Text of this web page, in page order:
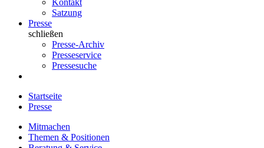
Kontakt
Satzung
Presse
schließen
Presse-Archiv
Presseservice
Pressesuche
Startseite
Presse
Mitmachen
Themen & Positionen